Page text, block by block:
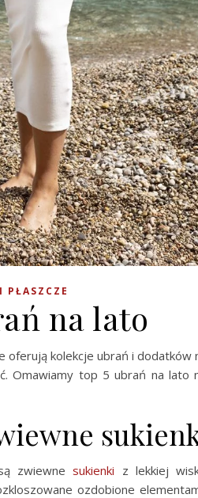
PŁASZCZE
na lato
kolekcje ubrań i dodatków
Omawiamy top 5 ubrań na lato
zwiewnesukienki z lekkiej
ozdobione